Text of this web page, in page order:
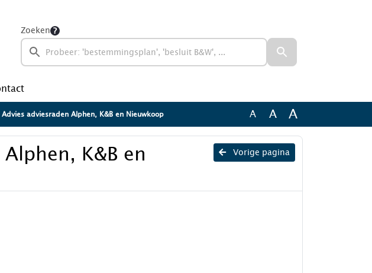
Zoeken
Advies adviesraden Alphen, K&B en Nieuwkoop A A A
Vorige pagina
K&B en